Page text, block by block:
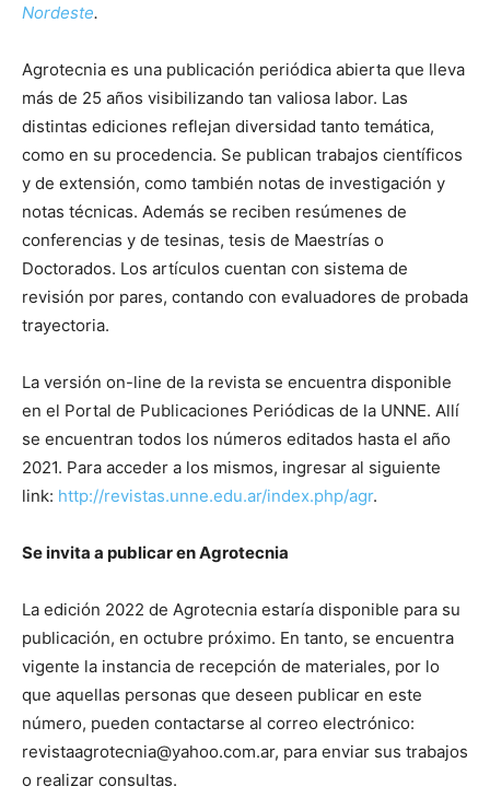
Nordeste.
Agrotecnia es una publicación periódica abierta que lleva
más de 25 años visibilizando tan valiosa labor. Las
distintas ediciones reflejan diversidad tanto temática,
como en su procedencia. Se publican trabajos científicos
y de extensión, como también notas de investigación y
notas técnicas. Además se reciben resúmenes de
conferencias y de tesinas, tesis de Maestrías o
Doctorados. Los artículos cuentan con sistema de
revisión por pares, contando con evaluadores de probada
trayectoria.
La versión on-line de la revista se encuentra disponible
en el Portal de Publicaciones Periódicas de la UNNE. Allí
se encuentran todos los números editados hasta el año
2021. Para acceder a los mismos, ingresar al siguiente
link: http://revistas.unne.edu.ar/index.php/agr.
Se invita a publicar en Agrotecnia
La edición 2022 de Agrotecnia estaría disponible para su
publicación, en octubre próximo. En tanto, se encuentra
vigente la instancia de recepción de materiales, por lo
que aquellas personas que deseen publicar en este
número, pueden contactarse al correo electrónico:
revistaagrotecnia@yahoo.com.ar, para enviar sus trabajos
o realizar consultas.